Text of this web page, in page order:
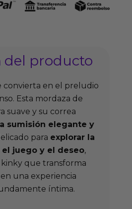
del producto
convierta en el preludio
Esta mordaza de
suave y su correa
sumisión elegante y
para explorar la
juego y el deseo,
que transforma
una experiencia
íntima.